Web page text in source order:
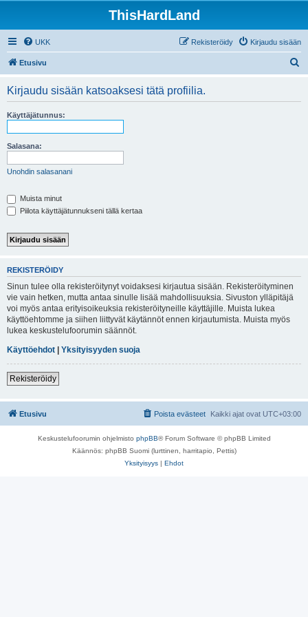
ThisHardLand
UKK Kirjaudu sisään
Rekisteröidy
Etusivu
Kirjaudu sisään katsoaksesi tätä profiilia.
Käyttäjätunnus:
Salasana:
Unohdin salasanani
Muista minut
Piilota käyttäjätunnukseni tällä kertaa
REKISTERÖIDY
Sinun tulee olla rekisteröitynyt voidaksesi kirjautua sisään. Rekisteröityminen
vie vain hetken, mutta antaa sinulle lisää mahdollisuuksia. Sivuston ylläpitäjä
voi myös antaa erityisoikeuksia rekisteröityneille käyttäjille. Muista lukea
käyttöehtomme ja siihen liittyvät käytännöt ennen kirjautumista. Muista myös
lukea keskustelufoorumin säännöt.
Käyttöehdot | Yksityisyyden suoja
Rekisteröidy
Etusivu Kaikki ajat ovat UTC+03:00
Poista evästeet
Keskustelufoorumin ohjelmisto phpBB® Forum Software © phpBB Limited
Käännös: phpBB Suomi (lurttinen, harritapio, Pettis)
Yksityisyys | Ehdot